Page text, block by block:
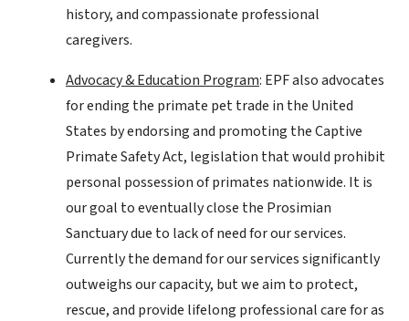
history, and compassionate professional
caregivers.
Advocacy & Education Program: EPF also advocates
for ending the primate pet trade in the United
States by endorsing and promoting the Captive
Primate Safety Act, legislation that would prohibit
personal possession of primates nationwide. It is
our goal to eventually close the Prosimian
Sanctuary due to lack of need for our services.
Currently the demand for our services significantly
outweighs our capacity, but we aim to protect,
rescue, and provide lifelong professional care for as